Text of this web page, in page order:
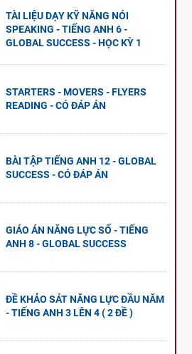
TÀI LIỆU DẠY KỸ NĂNG NÓI
SPEAKING - TIẾNG ANH 6 -
GLOBAL SUCCESS - HỌC KỲ 1
STARTERS - MOVERS - FLYERS
READING - CÓ ĐÁP ÁN
BÀI TẬP TIẾNG ANH 12 - GLOBAL
SUCCESS - CÓ ĐÁP ÁN
GIÁO ÁN NĂNG LỰC SỐ - TIẾNG
ANH 8 - GLOBAL SUCCESS
ĐỀ KHẢO SÁT NĂNG LỰC ĐẦU NĂM
- TIẾNG ANH 3 LÊN 4 ( 2 ĐỀ )